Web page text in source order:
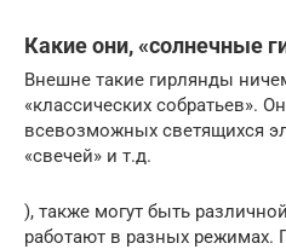
Какие они, «солнечные
Внешне такие гирлянды
«классических собратьев».
всевозможных светящихся
«свечей» и т.д.
), также могут быть
работают в разных режимах.